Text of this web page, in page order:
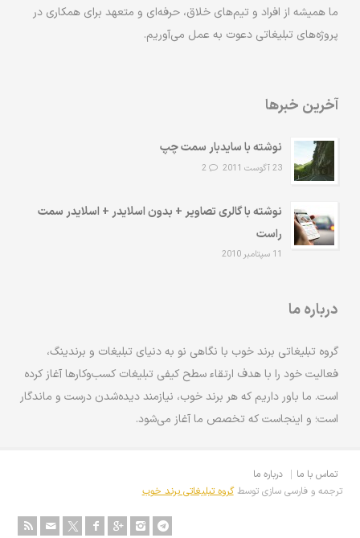
ما همیشه از افراد و تیم‌های خلاق، حرفه‌ای و متعهد برای همکاری در
پروژه‌های تبلیغاتی دعوت به عمل می‌آوریم.
آخرین خبرها
نوشته با سایدبار سمت چپ
23 آگوست 2011 2
نوشته با گالری تصاویر + بدون اسلایدر + اسلایدر سمت
راست
11 سپتامبر 2010
درباره ما
گروه تبلیغاتی برند خوب با نگاهی نو به دنیای تبلیغات و برندینگ،
فعالیت خود را با هدف ارتقاء سطح کیفی تبلیغات کسب‌وکارها آغاز کرده
است. ما باور داریم که هر برند خوب، نیازمند دیده‌شدن درست و ماندگار
است؛ و اینجاست که تخصص ما آغاز می‌شود.
درباره ما
تماس با ما
ترجمه و فارسی سازی توسطگروه تبلیغاتی برند خوب